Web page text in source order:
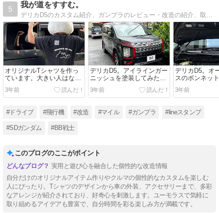
5
我が道をすすむ。
デリカD5のカスタム紹介、ガンプラのレビュー・改造の紹介、取り寄せグルメ・スイーツも載せてます。
オリジナルTシャツを作っ
ています。大きい人はなか
なか無いんです。
3年前
デリカD5。アイラインガー
ニッシュを塗装してみた。
より歌舞伎に。
3年前
デリカD5。オ
スのボンネッ
付けてみた。
3年前
#ドライブ #飛行機 #改造 #マイル #ガンプラ #lineスタンプ
#SDガンダム #BB戦士
このブログのここがポイント
実用と遊び心を融合した個性的な改造情報
自分だけのオリジナルアイテム作りやクルマの個性的なカスタムを楽しむ
人にぴったり。Tシャツのデザインから車の外装、アクセサリーまで、多彩
なアレンジが紹介されており、好奇心を刺激します。ユーモラスで気軽に
取り組めるアイデアも豊富で、自分時間を彩る楽しみ方が満載です。